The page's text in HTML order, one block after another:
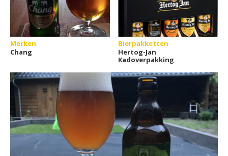
Merken
Chang
Bierpakketten
Hertog-Jan
Kadoverpakking